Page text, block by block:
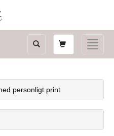
Toggle
Shopping
card
personligt print